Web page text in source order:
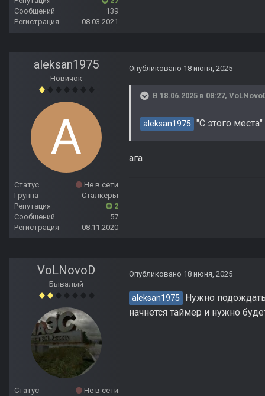
Сообщений
139
Регистрация
08.03.2021
aleksan1975
Новичок
Статус
Не в сети
Группа
Сталкеры
Репутация
2
Сообщений
57
Регистрация
08.11.2020
Опубликовано 18 июня, 2025
В 18.06.2025 в 08:27,
aleksan1975 "С этого
ага
VoLNovoD
Бывалый
Статус
Не в сети
Опубликовано 18 июня, 2025
aleksan1975
Нужно
начнется таймер и нужно